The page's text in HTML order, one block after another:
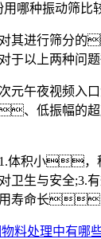
哪种振动筛比
进行筛分的
以上两种问
午夜视频入
、低振幅的
积小，
卫生与安全
寿命长
料处理中有哪